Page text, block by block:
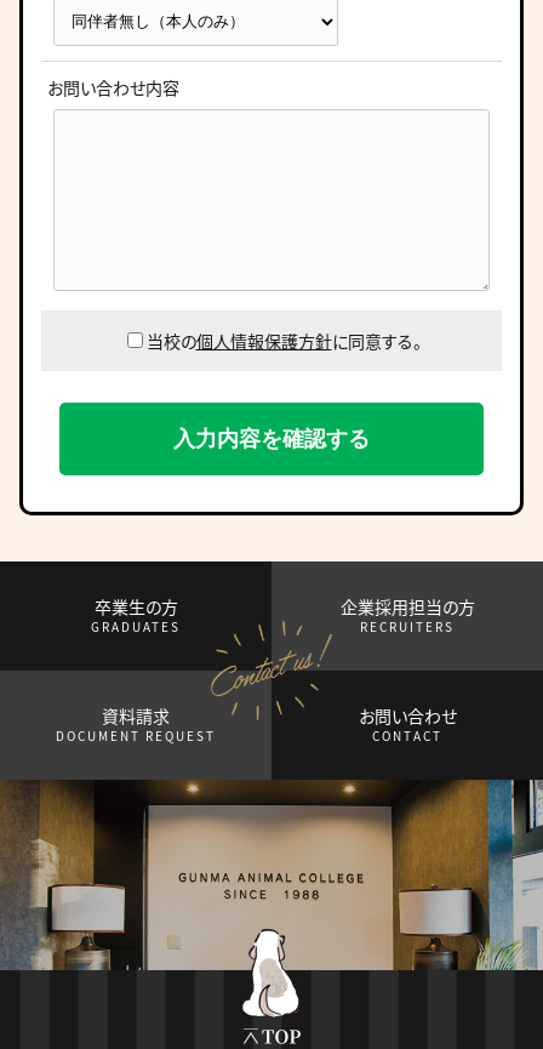
お問い合わせ内容
当校の個人情報保護方針に同意する。
卒業生の方
GRADUATES
企業採用担当の方
RECRUITERS
資料請求
DOCUMENT REQUEST
お問い合わせ
CONTACT